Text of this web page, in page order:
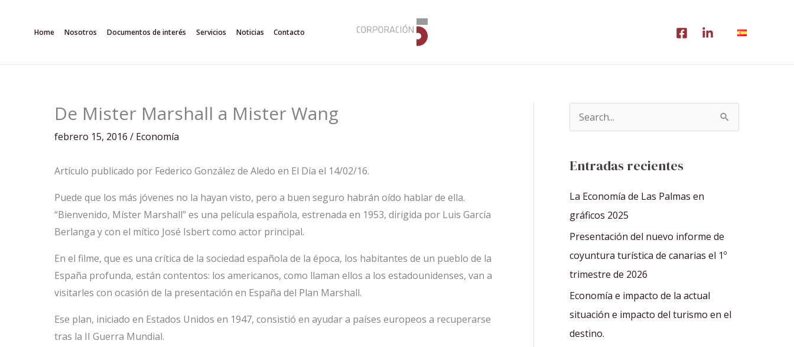
Home Nosotros Documentos de interés Servicios Noticias Contacto
De Mister Marshall a Mister Wang
febrero 15, 2016 / Economía
Artículo publicado por Federico González de Aledo en El Día el 14/02/16.
Puede que los más jóvenes no la hayan visto, pero a buen seguro habrán oído hablar de ella.
“Bienvenido, Míster Marshall” es una película española, estrenada en 1953, dirigida por Luis García
Berlanga y con el mítico José Isbert como actor principal.
En el filme, que es una crítica de la sociedad española de la época, los habitantes de un pueblo de la
España profunda, están contentos: los americanos, como llaman ellos a los estadounidenses, van a
visitarles con ocasión de la presentación en España del Plan Marshall.
Ese plan, iniciado en Estados Unidos en 1947, consistió en ayudar a países europeos a recuperarse
tras la II Guerra Mundial.
a
r
p
o
r
:
Entradas recientes
La Economía de Las Palmas en
gráficos 2025
Presentación del nuevo informe de
coyuntura turística de canarias el 1º
trimestre de 2026
Economía e impacto de la actual
situación e impacto del turismo en el
destino.